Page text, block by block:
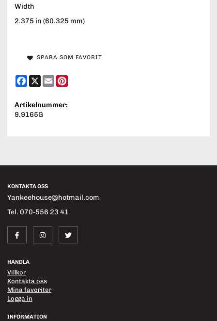
Width
2.375 in (60.325 mm)
SPARA SOM FAVORIT
Facebook
X Email
Artikelnummer:
9.9165G
KONTAKTA OSS
Yankeehouse@hotmail.com
Tel. 070-556 23 41
HANDLA
Villkor
Kontakta oss
Mina favoriter
Logga in
INFORMATION